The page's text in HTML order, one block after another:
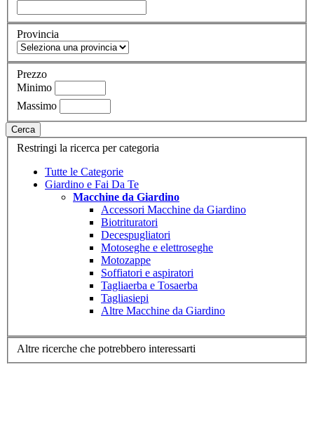
Provincia
Prezzo
Minimo
Massimo
Cerca
Restringi la ricerca per categoria
Tutte le Categorie
Giardino e Fai Da Te
Macchine da Giardino
Accessori Macchine da Giardino
Biotrituratori
Decespugliatori
Motoseghe e elettroseghe
Motozappe
Soffiatori e aspiratori
Tagliaerba e Tosaerba
Tagliasiepi
Altre Macchine da Giardino
Altre ricerche che potrebbero interessarti